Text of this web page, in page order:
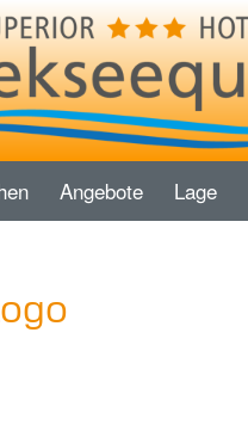
Angebote Lage